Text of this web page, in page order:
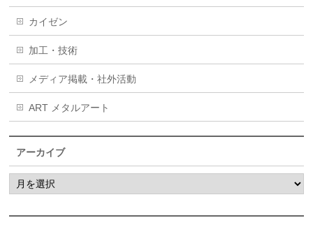
カイゼン
加工・技術
メディア掲載・社外活動
ART メタルアート
アーカイブ